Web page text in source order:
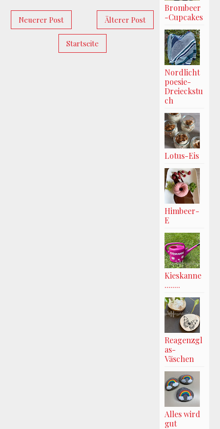
Neuerer Post Älterer Post
Startseite
Brombeer
-Cupcakes
Nordlicht
poesie-
Dreieckstu
ch
Lotus-Eis
Himbeer-
E
Kieskanne
........
Reagenzgl
as-
Väschen
Alles wird
gut